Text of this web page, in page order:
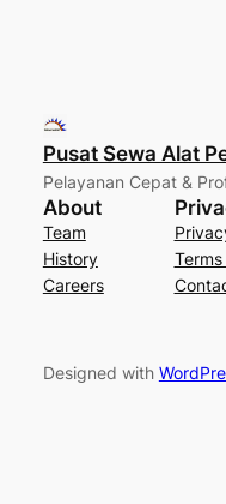
Pusat Sewa Alat
Pelayanan Cepat &
About
Team
History
Careers
Designed with